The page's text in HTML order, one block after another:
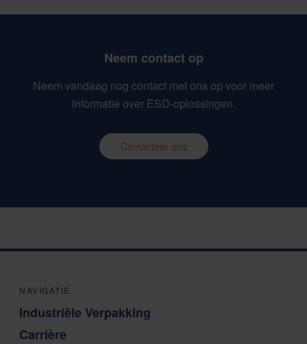
Neem contact op
Neem vandaag nog contact met ons op voor meer
informatie over ESD-oplossingen.
Contacteer ons
NAVIGATIE
Industriële Verpakking
Carrière